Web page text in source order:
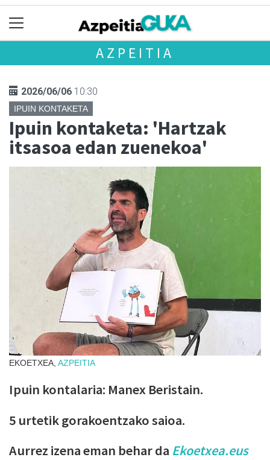
AZPEITIA
2026/06/06 10:30
IPUIN KONTAKETA
Ipuin kontaketa: 'Hartzak
itsasoa edan zuenekoa'
EKOETXEA, AZPEITIA
Ipuin kontalaria: Manex Beristain.
5 urtetik gorakoentzako saioa.
Aurrez izena eman behar da Ekoetxea.eus